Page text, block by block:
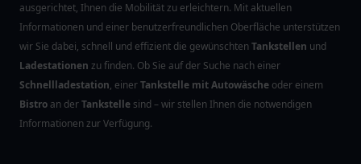
ausgerichtet, Ihnen die Mobilität zu erleichtern. Mit aktuellen
Informationen und einer benutzerfreundlichen Oberfläche unterstützen
wir Sie dabei, schnell und effizient die gewünschtenTankstellen und
Ladestationen zu finden. Ob Sie auf der Suche nach einer
Schnellladestation, einerTankstelle mit Autowäsche oder einem
Bistro an derTankstelle sind – wir stellen Ihnen die notwendigen
Informationen zur Verfügung.